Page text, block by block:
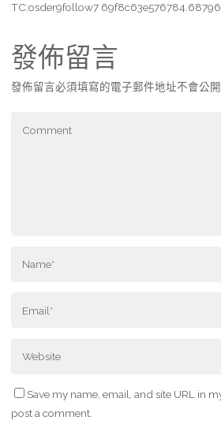
TC:osder9follow7
發佈留言
發佈留言必須填寫的電子郵件地址不會公開
Save my name, email, and site URL in
post a comment.